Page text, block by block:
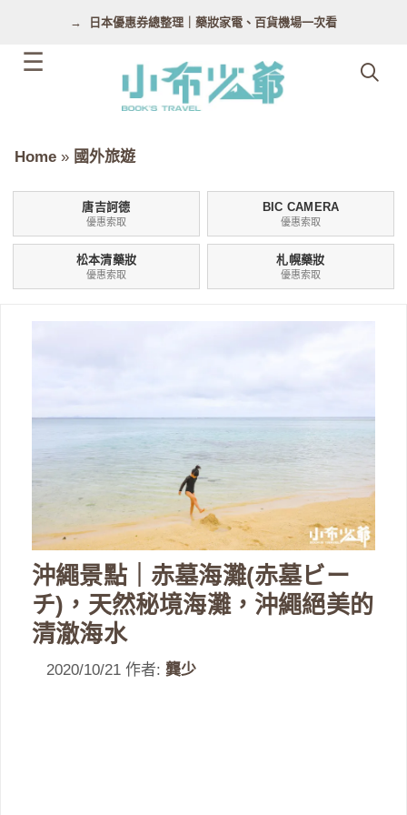
日本優惠券總整理｜藥妝家電、百貨機場一次看
Home » 國外旅遊
唐吉訶德
優惠索取
BIC CAMERA
優惠索取
松本清藥妝
優惠索取
札幌藥妝
優惠索取
沖繩景點｜赤墓海灘(赤墓ビー
チ)，天然秘境海灘，沖繩絕美的
清澈海水
2020/10/21 作者: 龔少